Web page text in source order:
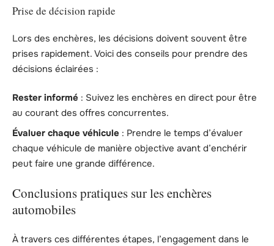
Prise de décision rapide
Lors des enchères, les décisions doivent souvent être
prises rapidement. Voici des conseils pour prendre des
décisions éclairées :
Rester informé : Suivez les enchères en direct pour être
au courant des offres concurrentes.
Évaluer chaque véhicule : Prendre le temps d’évaluer
chaque véhicule de manière objective avant d’enchérir
peut faire une grande différence.
Conclusions pratiques sur les enchères
automobiles
À travers ces différentes étapes, l’engagement dans le